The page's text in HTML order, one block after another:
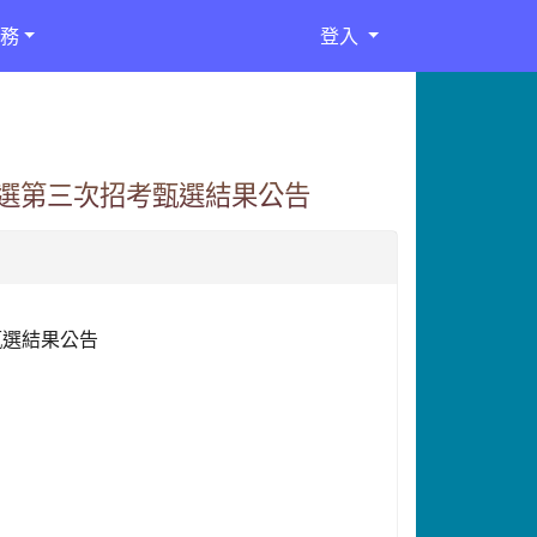
登入
第三次招考甄選結果公告
結果公告